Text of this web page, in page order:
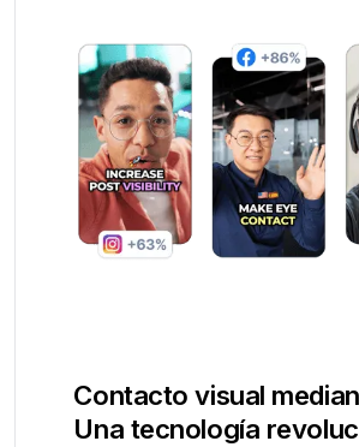
Contacto visual
Una tecnología